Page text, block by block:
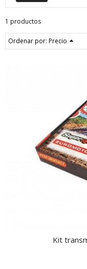
1 productos
Ordenar por: Precio
Kit